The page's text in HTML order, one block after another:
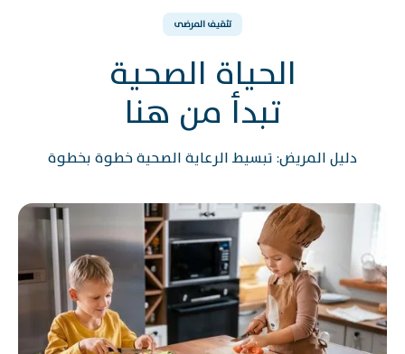
تثقيف المرضى
الحياة الصحية
تبدأ من هنا
دليل المريض: تبسيط الرعاية الصحية خطوة بخطوة